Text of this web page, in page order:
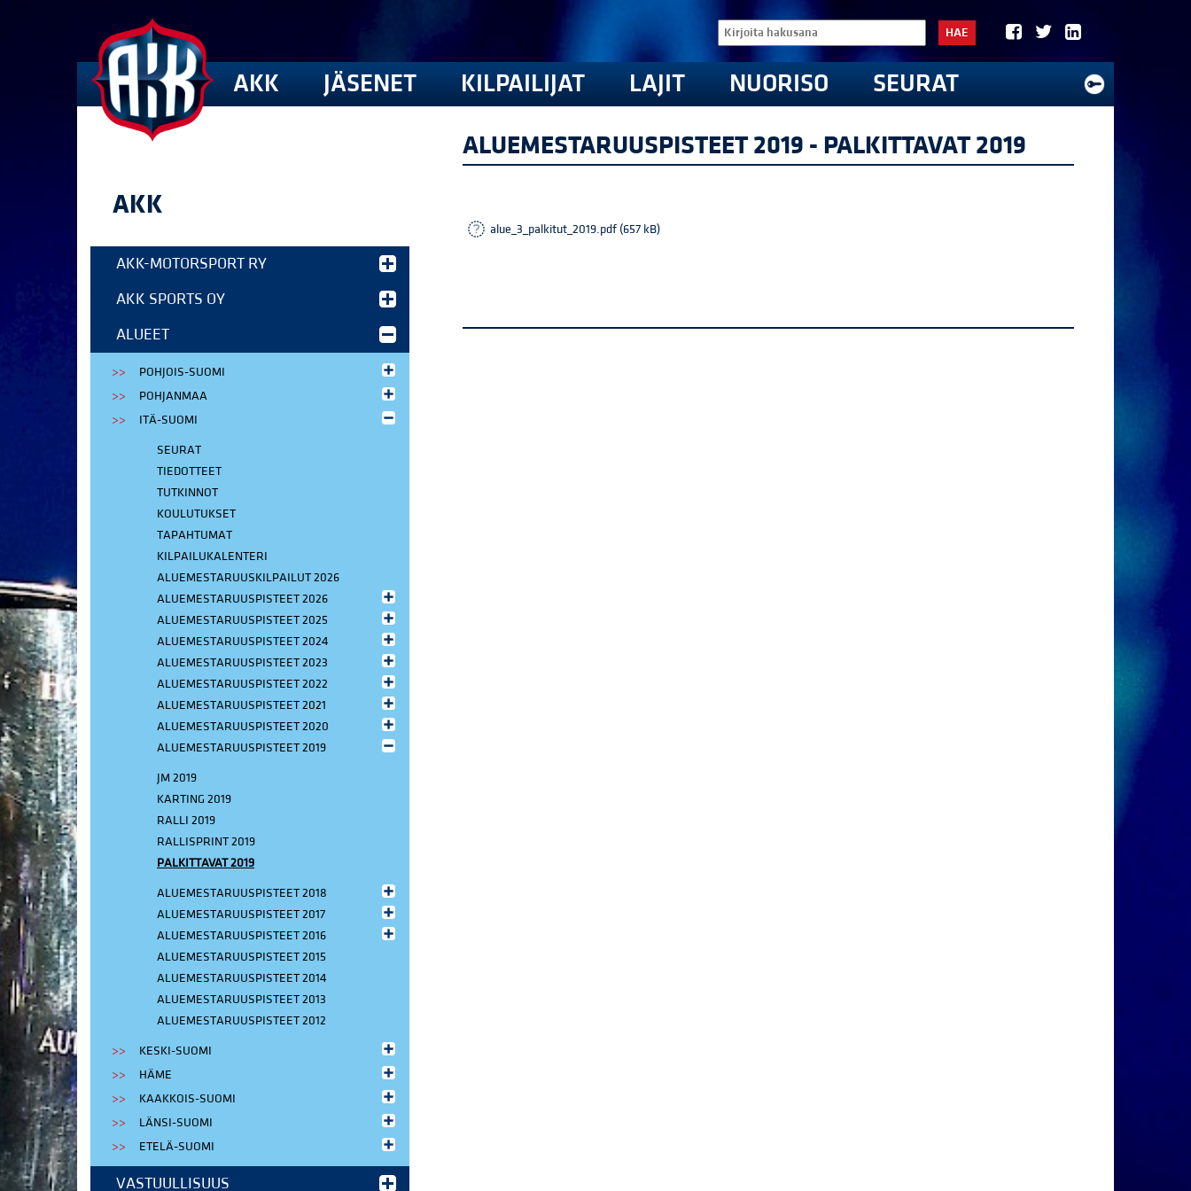
HAE
AKK JÄSENET KILPAILIJAT LAJIT NUORISO SEURAT
AKK
AKK-MOTORSPORT RY
AKK SPORTS OY
ALUEET
POHJOIS-SUOMI
POHJANMAA
ITÄ-SUOMI
SEURAT
TIEDOTTEET
TUTKINNOT
KOULUTUKSET
TAPAHTUMAT
KILPAILUKALENTERI
ALUEMESTARUUSKILPAILUT 2026
ALUEMESTARUUSPISTEET 2026
ALUEMESTARUUSPISTEET 2025
ALUEMESTARUUSPISTEET 2024
ALUEMESTARUUSPISTEET 2023
ALUEMESTARUUSPISTEET 2022
ALUEMESTARUUSPISTEET 2021
ALUEMESTARUUSPISTEET 2020
ALUEMESTARUUSPISTEET 2019
JM 2019
KARTING 2019
RALLI 2019
RALLISPRINT 2019
PALKITTAVAT 2019
ALUEMESTARUUSPISTEET 2018
ALUEMESTARUUSPISTEET 2017
ALUEMESTARUUSPISTEET 2016
ALUEMESTARUUSPISTEET 2015
ALUEMESTARUUSPISTEET 2014
ALUEMESTARUUSPISTEET 2013
ALUEMESTARUUSPISTEET 2012
KESKI-SUOMI
HÄME
KAAKKOIS-SUOMI
LÄNSI-SUOMI
ETELÄ-SUOMI
VASTUULLISUUS
ALUEMESTARUUSPISTEET 2019 - PALKITTAVAT 2019
alue_3_palkitut_2019.pdf (657 kB)